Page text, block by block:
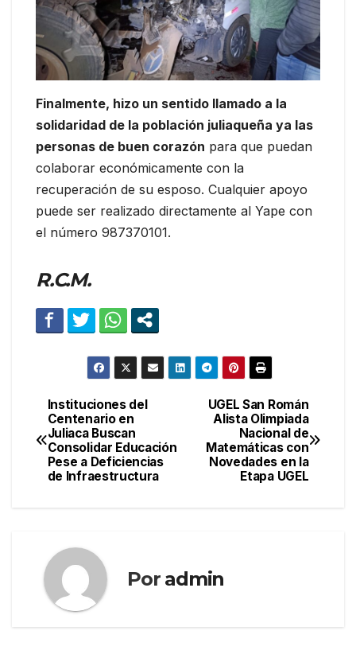
Finalmente, hizo un sentido llamado a la
solidaridad de la población juliaqueña ya las
personas de buen corazón para que puedan
colaborar económicamente con la
recuperación de su esposo. Cualquier apoyo
puede ser realizado directamente al Yape con
el número 987370101.
R.C.M.
Navegación
de
entradas
UGEL San Román
Alista Olimpiada
Nacional de
Matemáticas con
Novedades en la
Etapa UGEL
Instituciones del
Centenario en
Juliaca Buscan
Consolidar Educación
Pese a Deficiencias
de Infraestructura
Por admin